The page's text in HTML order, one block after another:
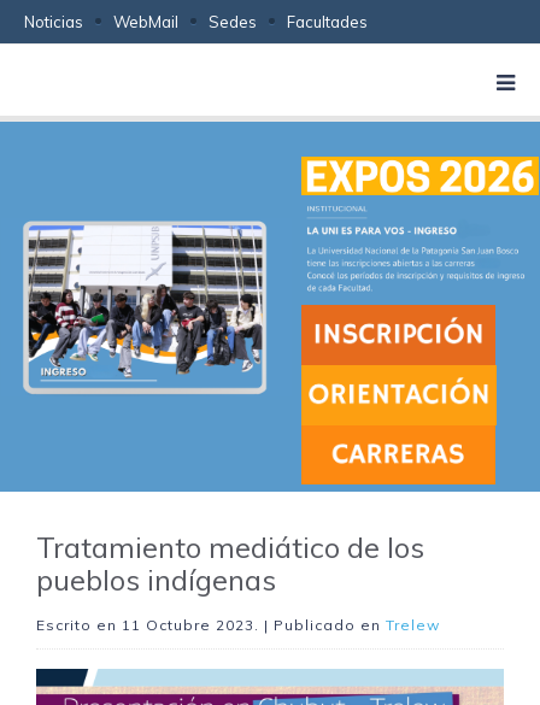
Noticias WebMail Sedes Facultades
Tratamiento mediático de los
pueblos indígenas
Escrito en 11 Octubre 2023 . | Publicado en Trelew